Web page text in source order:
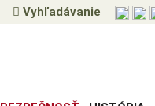
Vyhľadávanie